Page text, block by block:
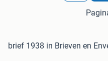
brief 1938 in Brieven en